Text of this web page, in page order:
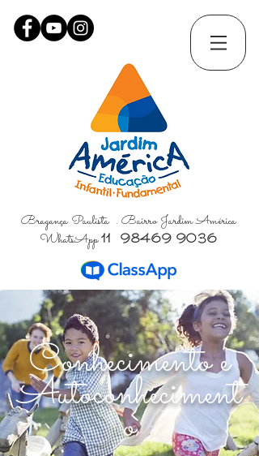
Bragança Paulista . Bairro Jardim América
WhatsApp11 98469 9036
Conhecimento e
Autoconheciment
o